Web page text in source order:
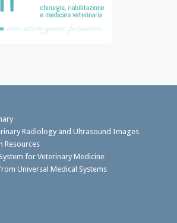
Radiology and Ultrasound Images
Resources
for Veterinary Medicine
Universal Medical Systems